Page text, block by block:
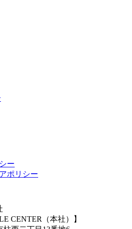
ー
ポリシー
CENTER（本社）】